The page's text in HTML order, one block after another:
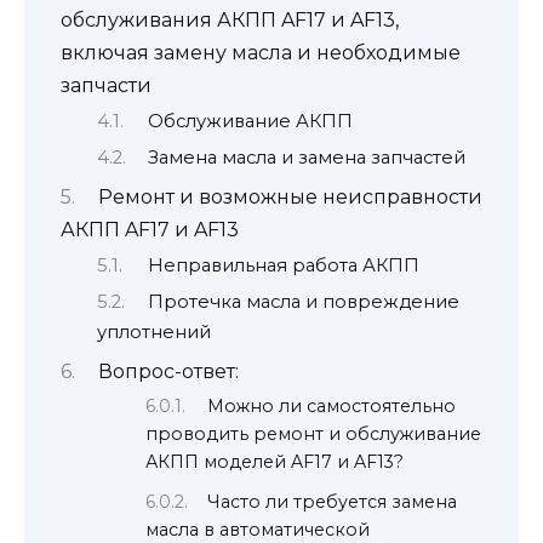
обслуживания АКПП AF17 и AF13,
включая замену масла и необходимые
запчасти
Обслуживание АКПП
Замена масла и замена запчастей
Ремонт и возможные неисправности
АКПП AF17 и AF13
Неправильная работа АКПП
Протечка масла и повреждение
уплотнений
Вопрос-ответ:
Можно ли самостоятельно
проводить ремонт и обслуживание
АКПП моделей AF17 и AF13?
Часто ли требуется замена
масла в автоматической